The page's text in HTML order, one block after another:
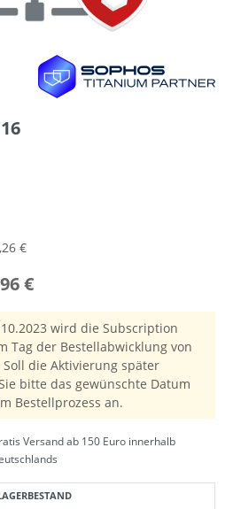
€
€
wird die Subscription
Tag der Bestellabwicklung von
die Aktivierung später
bitte das gewünschte Datum
Bestellprozess an.
Versand ab 150 Euro innerhalb